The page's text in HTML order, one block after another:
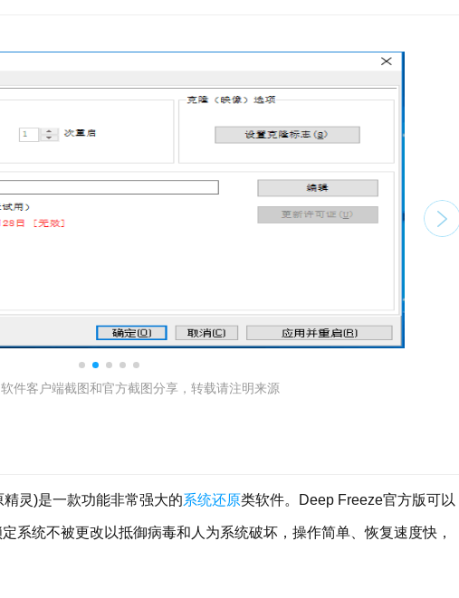
件客户端截图和官方截图分享，转载请注明来源
灵)是一款功能非常强大的系统还原类软件。Deep Freeze官方版可以
系统不被更改以抵御病毒和人为系统破坏，操作简单、恢复速度快，